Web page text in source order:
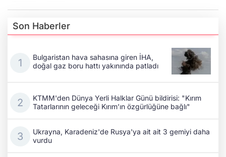
Son Haberler
Bulgaristan hava sahasına giren İHA,
doğal gaz boru hattı yakınında patladı
KTMM'den Dünya Yerli Halklar Günü bildirisi: "Kırım
Tatarlarının geleceği Kırım’ın özgürlüğüne bağlı"
Ukrayna, Karadeniz'de Rusya'ya ait ait 3 gemiyi daha
vurdu